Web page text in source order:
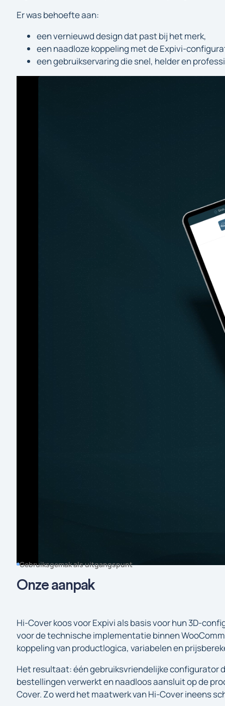
Er was behoefte aan:
een vernieuwd design dat past bij het merk,
een naadloze koppeling met de Expivi-
een gebruikservaring die snel, helder en
Gebruiksgemak als uitgangspunt
Onze aanpak
Hi-Cover koos voor Expivi als basis voor hun 3D-
voor de technische implementatie binnen
koppeling van productlogica, variabelen en
Het resultaat: één gebruiksvriendelijke configurator
bestellingen verwerkt en naadloos aansluit op de
Cover. Zo werd het maatwerk van Hi-Cover ineens